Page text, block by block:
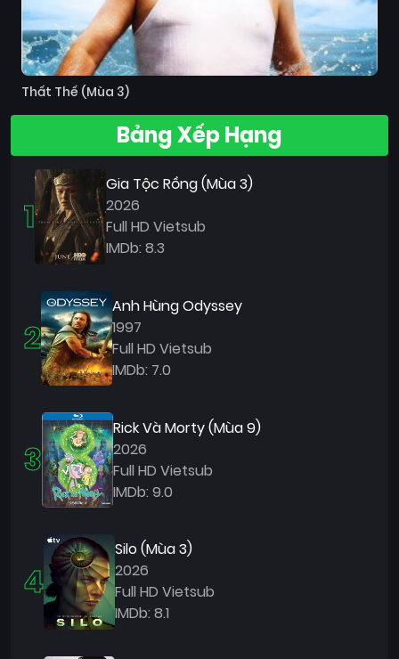
Thất Thế (Mùa 3)
Bảng Xếp Hạng
1
Gia Tộc Rồng (Mùa 3)
2026
Full HD Vietsub
IMDb: 8.3
2
Anh Hùng Odyssey
1997
Full HD Vietsub
IMDb: 7.0
3
Rick Và Morty (Mùa 9)
2026
Full HD Vietsub
IMDb: 9.0
4
Silo (Mùa 3)
2026
Full HD Vietsub
IMDb: 8.1